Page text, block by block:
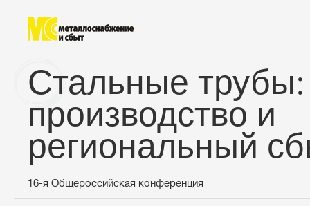
Стальные трубы:
производство и
региональный
16-я Общероссийская конференция